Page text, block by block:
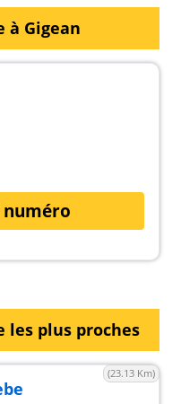
à Gigean
les plus proches
(23.13 Km)